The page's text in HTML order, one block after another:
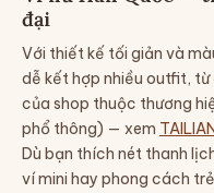
đại
Với thiết kế tối giản và
dễ kết hợp nhiều outfit, từ
của shop thuộc thương
phổ thông) — xem
Dù bạn thích nét thanh
ví mini hay phong cách